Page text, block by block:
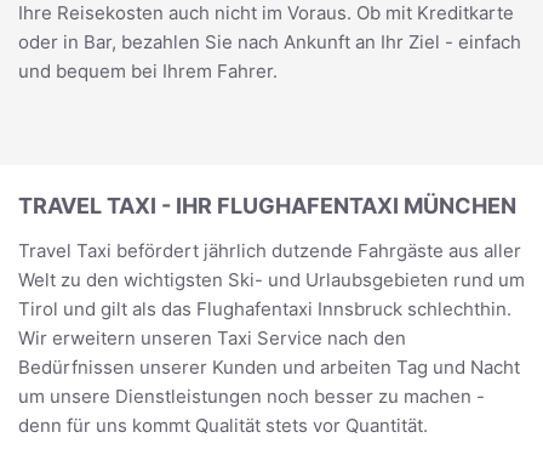
Ihre Reisekosten auch nicht im Voraus. Ob mit Kreditkarte
oder in Bar, bezahlen Sie nach Ankunft an Ihr Ziel - einfach
und bequem bei Ihrem Fahrer.
TRAVEL TAXI - IHR FLUGHAFENTAXI MÜNCHEN
Travel Taxi befördert jährlich dutzende Fahrgäste aus aller
Welt zu den wichtigsten Ski- und Urlaubsgebieten rund um
Tirol und gilt als das Flughafentaxi Innsbruck schlechthin.
Wir erweitern unseren Taxi Service nach den
Bedürfnissen unserer Kunden und arbeiten Tag und Nacht
um unsere Dienstleistungen noch besser zu machen -
denn für uns kommt Qualität stets vor Quantität.